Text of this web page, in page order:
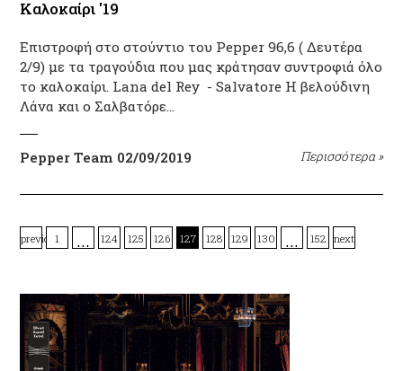
Καλοκαίρι '19
Επιστροφή στο στούντιο του Pepper 96,6 ( Δευτέρα
2/9) με τα τραγούδια που μας κράτησαν συντροφιά όλο
το καλοκαίρι. Lana del Rey - Salvatore Η βελούδινη
Λάνα και ο Σαλβατόρε…
Pepper Team 02/09/2019 Περισσότερα »
previous
1 … 124 125 126 127 128 129 130 … 152 next